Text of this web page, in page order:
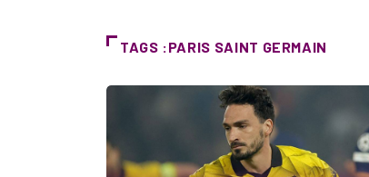
TAGS :PARIS SAINT GERMAIN